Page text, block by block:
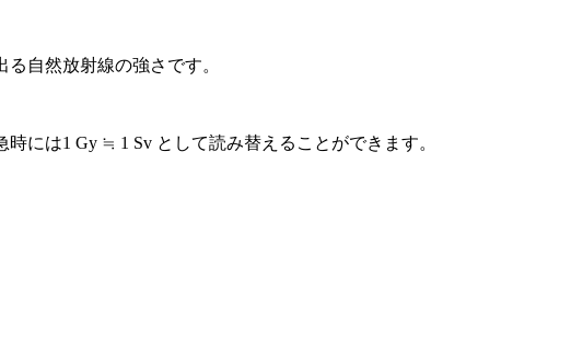
自然放射線の強さです。
には1 Gy ≒ 1 Sv として読み替えることができます。